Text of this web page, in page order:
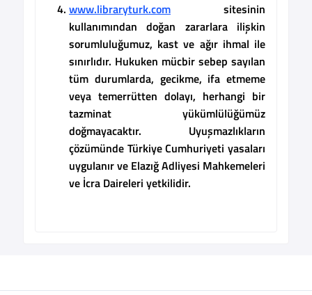
www.libraryturk.com sitesinin
kullanımından doğan zararlara ilişkin
sorumluluğumuz, kast ve ağır ihmal ile
sınırlıdır. Hukuken mücbir sebep sayılan
tüm durumlarda, gecikme, ifa etmeme
veya temerrütten dolayı, herhangi bir
tazminat yükümlülüğümüz
doğmayacaktır. Uyuşmazlıkların
çözümünde Türkiye Cumhuriyeti yasaları
uygulanır ve Elazığ Adliyesi Mahkemeleri
ve İcra Daireleri yetkilidir.